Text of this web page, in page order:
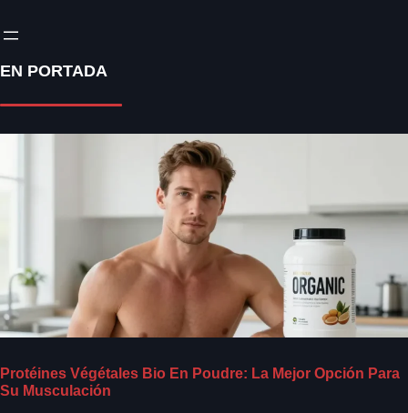
EN PORTADA
Protéines Végétales Bio En Poudre: La Mejor Opción Para
Su Musculación